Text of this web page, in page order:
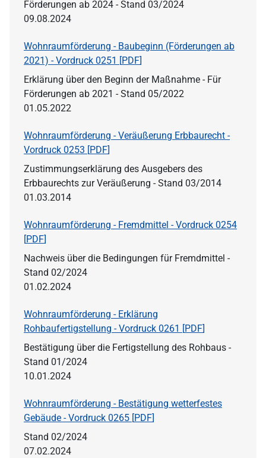
Förderungen ab 2024 - Stand 03/2024
09.08.2024
Wohnraumförderung - Baubeginn (Förderungen ab
2021) - Vordruck 0251 [PDF]
Erklärung über den Beginn der Maßnahme - Für
Förderungen ab 2021 - Stand 05/2022
01.05.2022
Wohnraumförderung - Veräußerung Erbbaurecht -
Vordruck 0253 [PDF]
Zustimmungserklärung des Ausgebers des
Erbbaurechts zur Veräußerung - Stand 03/2014
01.03.2014
Wohnraumförderung - Fremdmittel - Vordruck 0254
[PDF]
Nachweis über die Bedingungen für Fremdmittel -
Stand 02/2024
01.02.2024
Wohnraumförderung - Erklärung
Rohbaufertigstellung - Vordruck 0261 [PDF]
Bestätigung über die Fertigstellung des Rohbaus -
Stand 01/2024
10.01.2024
Wohnraumförderung - Bestätigung wetterfestes
Gebäude - Vordruck 0265 [PDF]
Stand 02/2024
07.02.2024